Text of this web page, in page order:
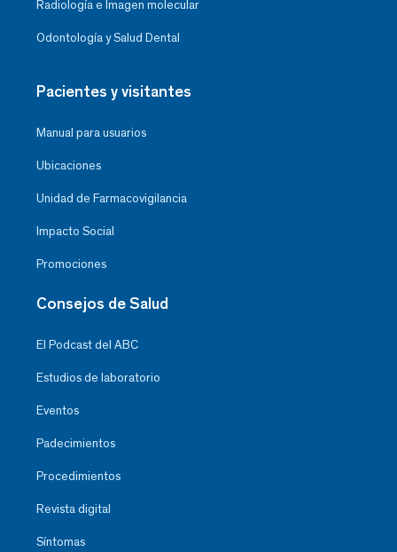
Radiología e Imagen molecular
Odontología y Salud Dental
Pacientes y visitantes
Manual para usuarios
Ubicaciones
Unidad de Farmacovigilancia
Impacto Social
Promociones
Consejos de Salud
El Podcast del ABC
Estudios de laboratorio
Eventos
Padecimientos
Procedimientos
Revista digital
Síntomas